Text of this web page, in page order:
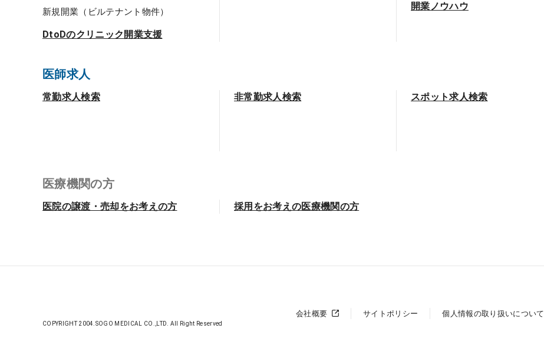
新規開業（ビルテナント物件）
DtoDのクリニック開業支援
開業ノウハウ
医師求人
常勤求人検索 非常勤求人検索 スポット求人検索
医療機関の方
医院の譲渡・売却をお考えの方 採用をお考えの医療機関の方
会社概要 サイトポリシー 個人情報の取り扱いについて
COPYRIGHT 2004.SOGO MEDICAL CO.,LTD. All Right Reserved